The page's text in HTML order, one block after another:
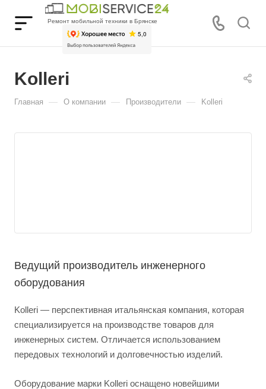
Ремонт мобильной техники в Брянске
Kolleri
Главная — О компании — Производители — Kolleri
Ведущий производитель инженерного
оборудования
Kolleri — перспективная итальянская компания, которая
специализируется на производстве товаров для
инженерных систем. Отличается использованием
передовых технологий и долговечностью изделий.
Оборудование марки Kolleri оснащено новейшими